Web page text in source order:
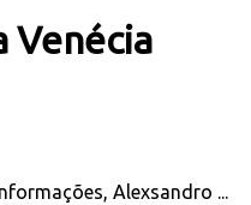
Alexsandro ...